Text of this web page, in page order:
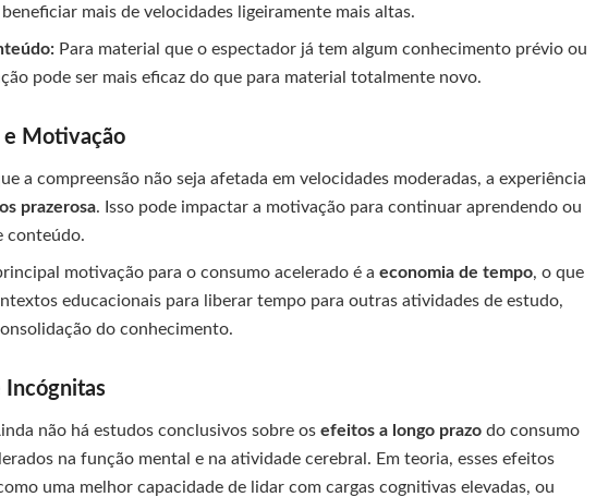
mais de velocidades ligeiramente mais altas.
Para material que o espectador já tem algum conhecimento prévio ou
pode ser mais eficaz do que para material totalmente novo.
e Motivação
a compreensão não seja afetada em velocidades moderadas, a experiência
prazerosa. Isso pode impactar a motivação para continuar aprendendo ou
conteúdo.
motivação para o consumo acelerado é aeconomia de tempo, o que
educacionais para liberar tempo para outras atividades de estudo,
do conhecimento.
Incógnitas
não há estudos conclusivos sobre osefeitos a longo prazo do consumo
na função mental e na atividade cerebral. Em teoria, esses efeitos
uma melhor capacidade de lidar com cargas cognitivas elevadas, ou